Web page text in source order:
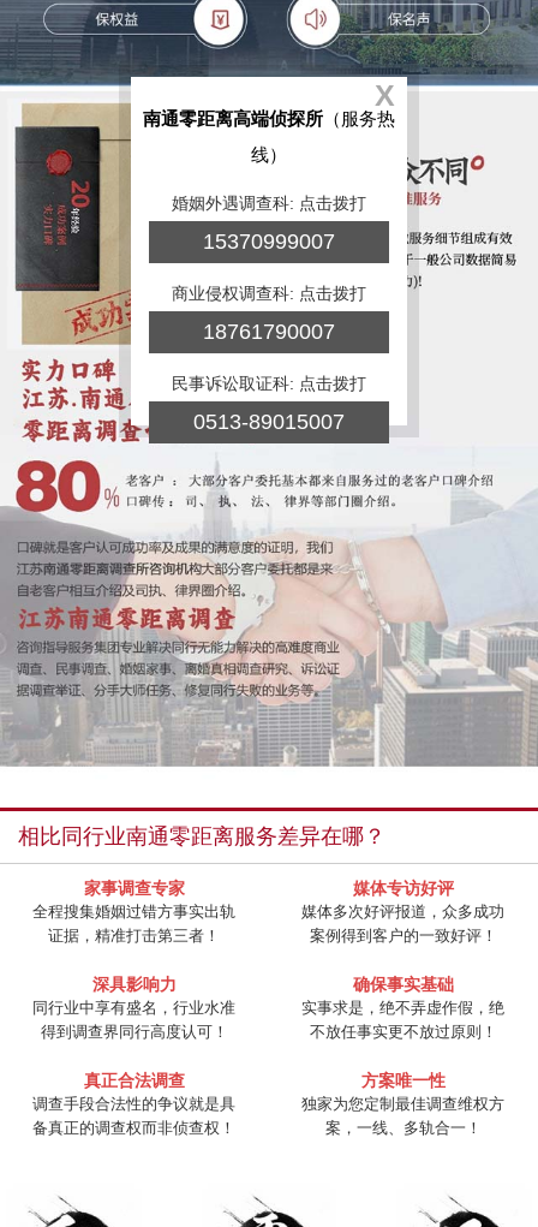
相比同行业南通零距离服务差异在哪？
家事调查专家
全程搜集婚姻过错方事实出轨
证据，精准打击第三者！
媒体专访好评
媒体多次好评报道，众多成功
案例得到客户的一致好评！
深具影响力
同行业中享有盛名，行业水准
得到调查界同行高度认可！
确保事实基础
实事求是，绝不弄虚作假，绝
不放任事实更不放过原则！
真正合法调查
调查手段合法性的争议就是具
备真正的调查权而非侦查权！
方案唯一性
独家为您定制最佳调查维权方
案，一线、多轨合一！
X
南通零距离高端侦探所 （服务热
线）
婚姻外遇调查科: 点击拨打
15370999007
商业侵权调查科: 点击拨打
18761790007
民事诉讼取证科: 点击拨打
0513-89015007